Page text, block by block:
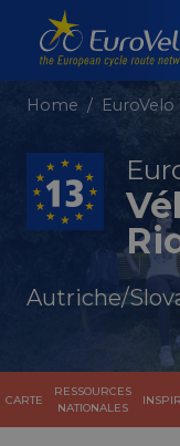
Home EuroVelo
Autriche/
CARTE
RESSOURCES
NATIONALES